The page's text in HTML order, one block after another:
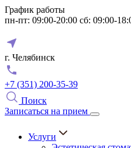
График работы
пн-пт: 09:00-20:00 сб: 09:00-
г. Челябинск
+7 (351) 200-35-39
Поиск
Записаться на прием
Услуги